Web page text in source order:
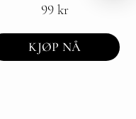
99 kr
KJØP NÅ